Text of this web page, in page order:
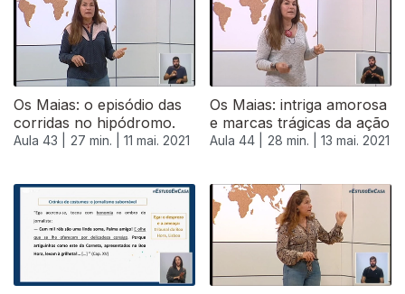
Os Maias: o episódio das
corridas no hipódromo.
Aula 43 | 27 min. | 11 mai. 2021
Os Maias: intriga amorosa
e marcas trágicas da ação
Aula 44 | 28 min. | 13 mai. 2021
545206